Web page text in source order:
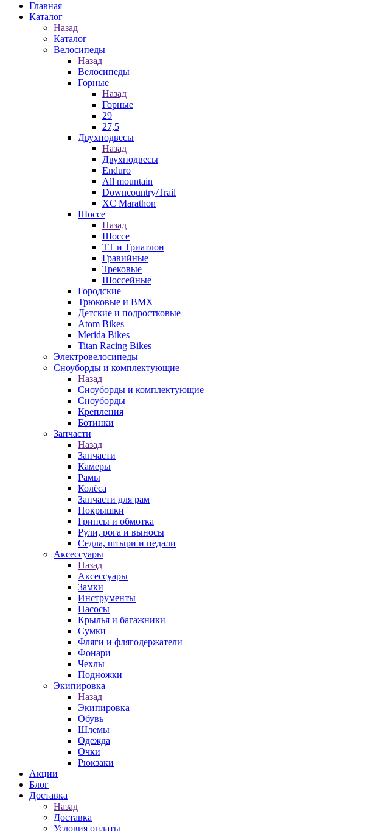
Главная
Каталог
Назад
Каталог
Велосипеды
Назад
Велосипеды
Горные
Назад
Горные
29
27,5
Двухподвесы
Назад
Двухподвесы
Enduro
All mountain
Downcountry/Trail
XC Marathon
Шоссе
Назад
Шоссе
ТТ и Триатлон
Гравийные
Трековые
Шоссейные
Городские
Трюковые и BMX
Детские и подростковые
Atom Bikes
Merida Bikes
Titan Racing Bikes
Электровелосипеды
Cноуборды и комплектующие
Назад
Cноуборды и комплектующие
Сноуборды
Крепления
Ботинки
Запчасти
Назад
Запчасти
Камеры
Рамы
Колёса
Запчасти для рам
Покрышки
Грипсы и обмотка
Рули, рога и выносы
Седла, штыри и педали
Аксессуары
Назад
Аксессуары
Замки
Инструменты
Насосы
Крылья и багажники
Сумки
Фляги и флягодержатели
Фонари
Чехлы
Подножки
Экипировка
Назад
Экипировка
Обувь
Шлемы
Одежда
Очки
Рюкзаки
Акции
Блог
Доставка
Назад
Доставка
Условия оплаты